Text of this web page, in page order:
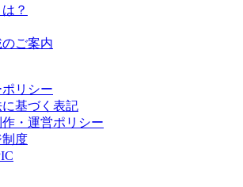
？
ご案内
リシー
基づく表記
・運営ポリシー
制度